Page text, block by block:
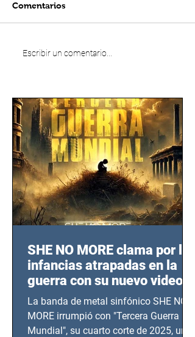
Comentarios
Escribir un comentario...
SHE NO MORE clama por las
infancias atrapadas en la
guerra con su nuevo video
TERCERA GUERRA
MUNDIAL
La banda de metal sinfónico SHE NO
MORE irrumpió con "Tercera Guerra
Mundial", su cuarto corte de 2025, un